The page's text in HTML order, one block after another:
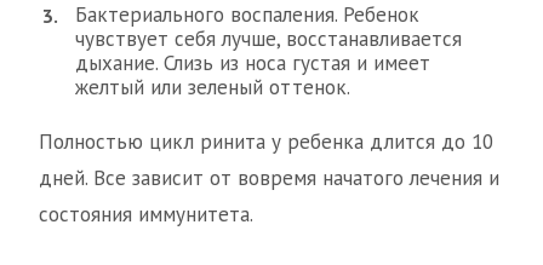
Бактериального воспаления. Ребенок
чувствует себя лучше, восстанавливается
дыхание. Слизь из носа густая и имеет
желтый или зеленый оттенок.
Полностью цикл ринита у ребенка длится до 10
дней. Все зависит от вовремя начатого лечения и
состояния иммунитета.